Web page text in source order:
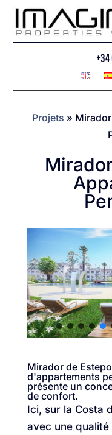
+34
Projets »
Mirador de
d'appartements
présente un
de confort.
Ici, sur la Costa
avec une